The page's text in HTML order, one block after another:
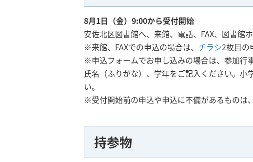
8月1日（金）9:00から受付開始
安佐北区図書館へ、来館、電話、FAX、図書館
※来館、FAXでの申込の場合は、 チラシ2枚目の
※申込フォームでお申し込みの場合は、参加行
氏名（ふりがな）、学年をご記入ください。
い。
※受付開始前の申込や申込に不備があるものは
持参物